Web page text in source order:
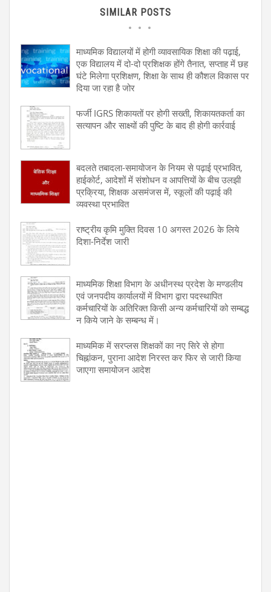
SIMILAR POSTS
माध्यमिक विद्यालयों में होगी व्यावसायिक शिक्षा की पढ़ाई,
एक विद्यालय में दो-दो प्रशिक्षक होंगे तैनात, सप्ताह में छह
घंटे मिलेगा प्रशिक्षण, शिक्षा के साथ ही कौशल विकास पर
दिया जा रहा है जोर
फर्जी IGRS शिकायतों पर होगी सख्ती, शिकायतकर्ता का
सत्यापन और साक्ष्यों की पुष्टि के बाद ही होगी कार्रवाई
बदलते तबादला-समायोजन के नियम से पढ़ाई प्रभावित,
हाईकोर्ट, आदेशों में संशोधन व आपत्तियों के बीच उलझी
प्रक्रिया, शिक्षक असमंजस में, स्कूलों की पढ़ाई की
व्यवस्था प्रभावित
राष्ट्रीय कृमि मुक्ति दिवस 10 अगस्त 2026 के लिये
दिशा-निर्देश जारी
माध्यमिक शिक्षा विभाग के अधीनस्थ प्रदेश के मण्डलीय
एवं जनपदीय कार्यालयों में विभाग द्वारा पदस्थापित
कर्मचारियों के अतिरिक्त किसी अन्य कर्मचारियों को सम्बद्ध
न किये जाने के सम्बन्ध में।
माध्यमिक में सरप्लस शिक्षकों का नए सिरे से होगा
चिह्नांकन, पुराना आदेश निरस्त कर फिर से जारी किया
जाएगा समायोजन आदेश